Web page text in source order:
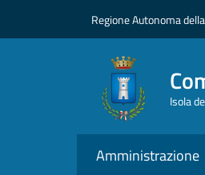
Regione Autonoma
Isola
Amministrazione